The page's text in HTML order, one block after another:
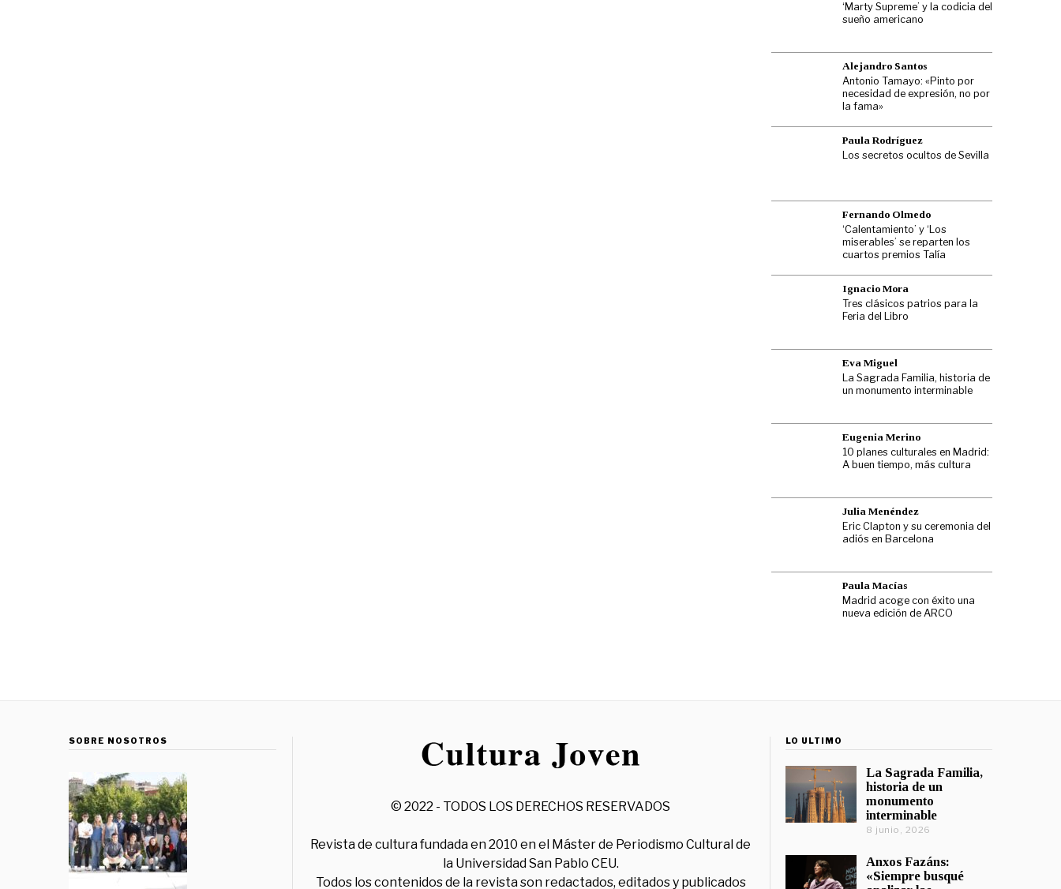
‘Marty Supreme’ y la codicia del
sueño americano
Alejandro Santos
Antonio Tamayo: «Pinto por
necesidad de expresión, no por
la fama»
Paula Rodríguez
Los secretos ocultos de Sevilla
Fernando Olmedo
‘Calentamiento’ y ‘Los
miserables’ se reparten los
cuartos premios Talía
Ignacio Mora
Tres clásicos patrios para la
Feria del Libro
Eva Miguel
La Sagrada Familia, historia de
un monumento interminable
Eugenia Merino
10 planes culturales en Madrid:
A buen tiempo, más cultura
Julia Menéndez
Eric Clapton y su ceremonia del
adiós en Barcelona
Paula Macías
Madrid acoge con éxito una
nueva edición de ARCO
SOBRE NOSOTROS
© 2022 - TODOS LOS DERECHOS RESERVADOS
Revista de cultura fundada en 2010 en el Máster de Periodismo Cultural de
la Universidad San Pablo CEU.
Todos los contenidos de la revista son redactados, editados y publicados
LO ÚLTIMO
La Sagrada Familia,
historia de un
monumento
interminable
8 junio, 2026
Anxos Fazáns:
«Siempre busqué